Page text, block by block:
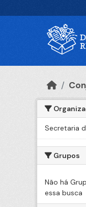
Secretaria
Grupos
Não há
essa busca